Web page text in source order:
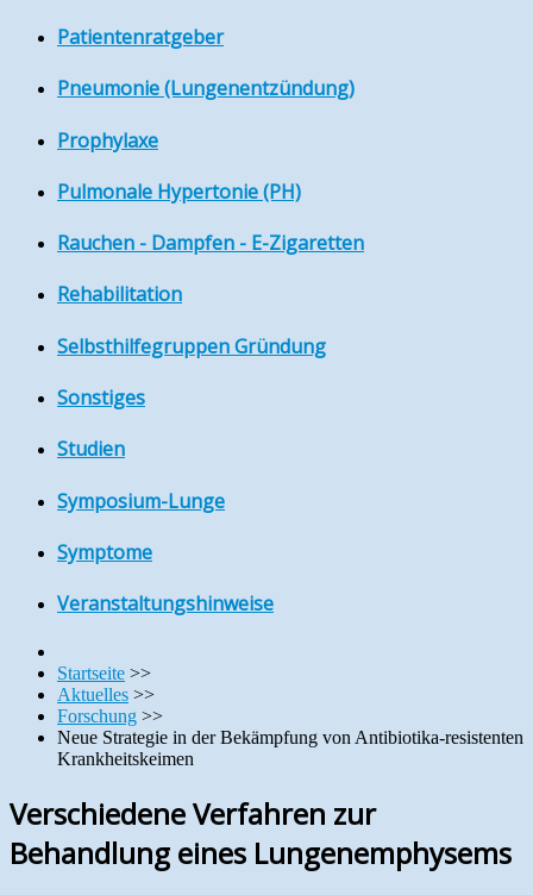
Patientenratgeber
Pneumonie (Lungenentzündung)
Prophylaxe
Pulmonale Hypertonie (PH)
Rauchen - Dampfen - E-Zigaretten
Rehabilitation
Selbsthilfegruppen Gründung
Sonstiges
Studien
Symposium-Lunge
Symptome
Veranstaltungshinweise
Startseite >>
Aktuelles >>
Forschung >>
Neue Strategie in der Bekämpfung von Antibiotika-resistenten
Krankheitskeimen
Verschiedene Verfahren zur
Behandlung eines Lungenemphysems